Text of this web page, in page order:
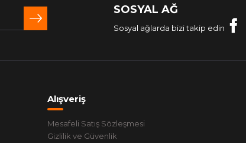
SOSYAL AĞ
Sosyal ağlarda bizi takip edin
Alışveriş
Mesafeli Satış Sözleşmesi
Gizlilik ve Güvenlik